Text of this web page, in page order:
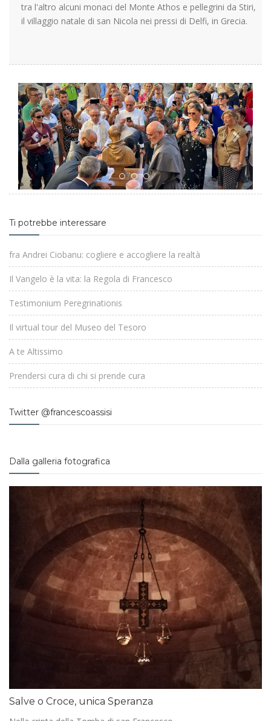
tra l'altro alcuni monaci del Monte Athos e pellegrini da Stiri,
il villaggio natale di san Nicola nei pressi di Delfi, in Grecia.
Previous Next
Ti potrebbe interessare
fra Andrei Ciobanu: cogliere e accogliere la realtà
Il Vangelo è la vita: la Regola di Francesco
Testimonium Peregrinationis
Il virtual tour del Museo del Tesoro
A te Altissimo
Prendersi cura di chi si prende cura
Twitter @francescoassisi
Dalla galleria fotografica
Salve o Croce, unica Speranza